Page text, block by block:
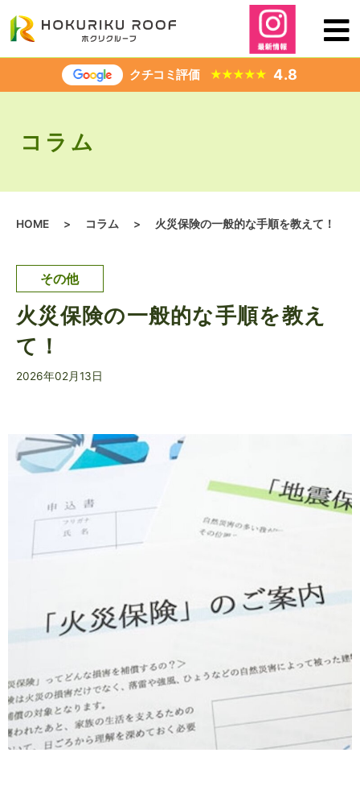
ス
クチコミ評価 ★★★★★ 4.8
コラム
HOME > コラム > 火災保険の一般的な手順を教えて！
その他
火災保険の一般的な手順を教え
て！
2026年02月13日